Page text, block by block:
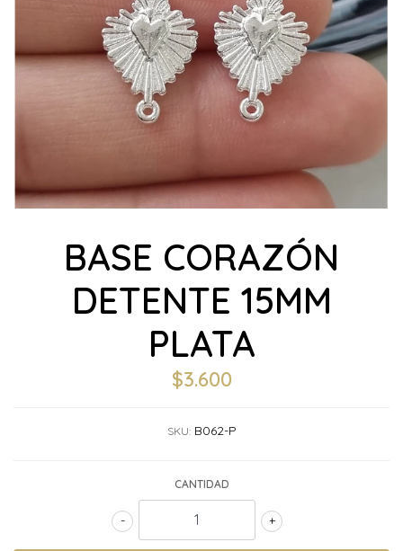
BASE CORAZÓN
DETENTE 15MM
PLATA
$3.600
SKU: B062-P
CANTIDAD
+
-